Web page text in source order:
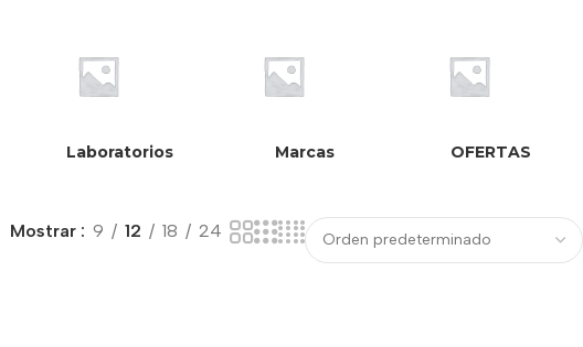
Laboratorios Marcas OFERTAS
Mostrar 9 12 18 24